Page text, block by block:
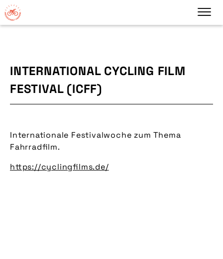
INTERNATIONAL CYCLING FILM
FESTIVAL (ICFF)
Internationale Festivalwoche zum Thema
Fahrradfilm.
https://cyclingfilms.de/